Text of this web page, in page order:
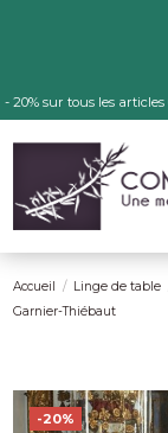
- 20% sur tous les
Accueil Linge de table
Garnier-Thiébaut
-20%